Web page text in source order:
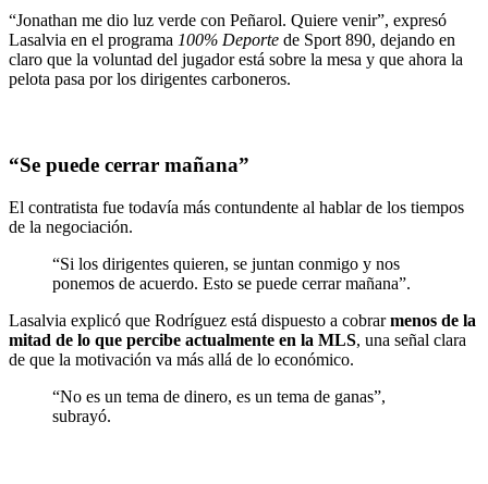
“Jonathan me dio luz verde con Peñarol. Quiere venir”, expresó
Lasalvia en el programa 100% Deporte de Sport 890, dejando en
claro que la voluntad del jugador está sobre la mesa y que ahora la
pelota pasa por los dirigentes carboneros.
“Se puede cerrar mañana”
El contratista fue todavía más contundente al hablar de los tiempos
de la negociación.
“Si los dirigentes quieren, se juntan conmigo y nos
ponemos de acuerdo. Esto se puede cerrar mañana”.
Lasalvia explicó que Rodríguez está dispuesto a cobrarmenos de la
mitad de lo que percibe actualmente en la MLS, una señal clara
de que la motivación va más allá de lo económico.
“No es un tema de dinero, es un tema de ganas”,
subrayó.